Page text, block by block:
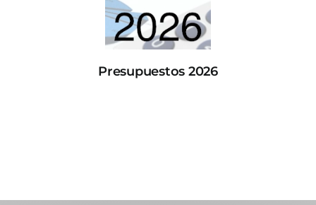
Presupuestos 2026